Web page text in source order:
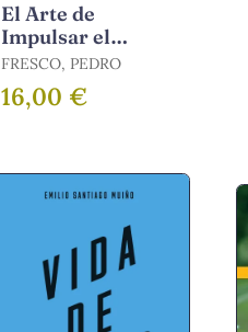
El Arte de
Impulsar el
Cambio
FRESCO, PEDRO
16,00 €